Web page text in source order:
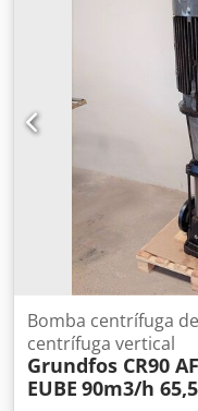
Cjdpfxeh Axlpj Aicerf
tenemos más
inmediatamente; se
Emskirchen/
Bomba centrífuga
centrífuga vertical
Grundfos CR90
EUBE 90m3/h